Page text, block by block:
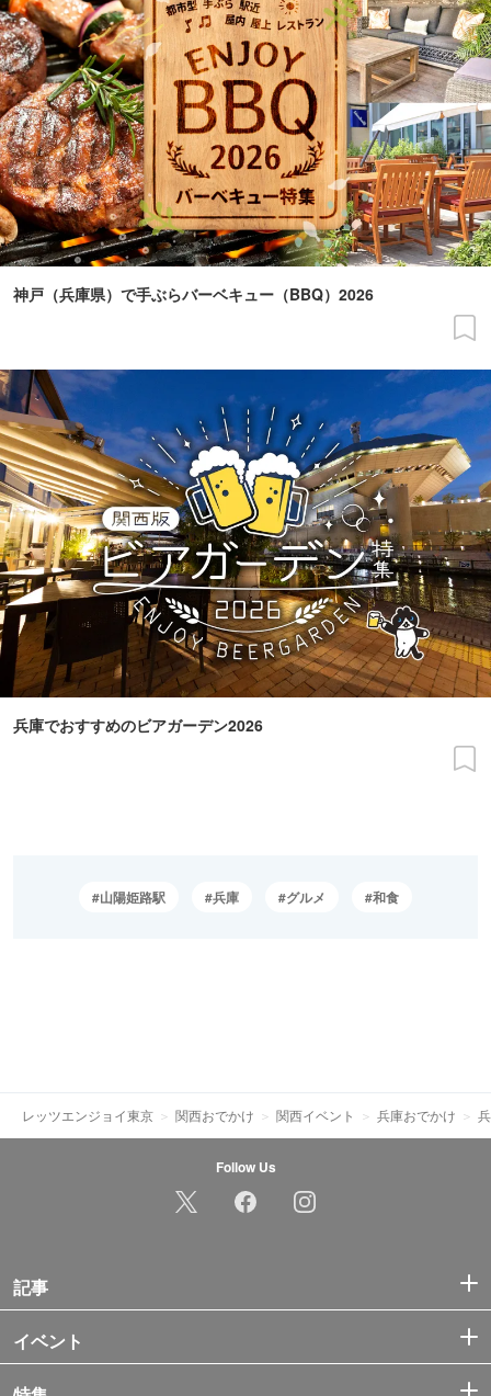
神戸（兵庫県）で手ぶらバーベキュー（BBQ）2026
兵庫でおすすめのビアガーデン2026
山陽姫路駅 兵庫 グルメ 和食
レッツエンジョイ東京 関西おでかけ 関西イベント 兵庫おでかけ
Follow Us
記事
イベント